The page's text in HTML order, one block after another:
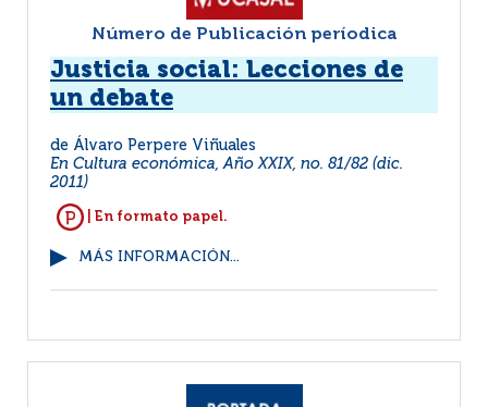
Número de Publicación períodica
Justicia social: Lecciones de
un debate
de Álvaro Perpere Viñuales
En Cultura económica, Año XXIX, no. 81/82 (dic.
2011)
| En formato papel.
MÁS INFORMACIÓN...